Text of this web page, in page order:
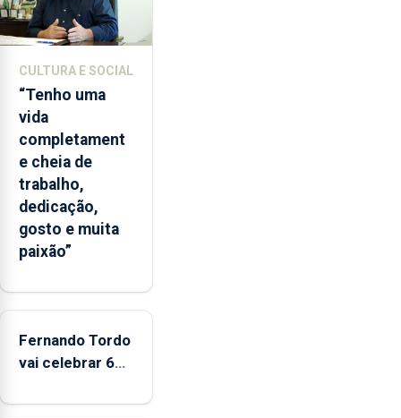
2026.
A
Flores
apresenta
um
“decréscimo
significativo”
da
CPUE
entre
e
CULTURA E SOCIAL
“Tenho uma
vida
completament
e cheia de
trabalho,
dedicação,
gosto e muita
paixão”
Fernando Tordo
vai celebrar 60
no Coliseu